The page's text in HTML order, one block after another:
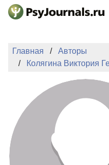
Перейти к основному
ПОДАТЬ
Регистрация
Главная
Авторы
Колягина Виктория